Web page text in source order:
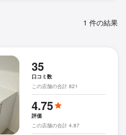
1 件の結果
35
口コミ数
この店舗の合計 821
4.75
評価
この店舗の合計 4.87